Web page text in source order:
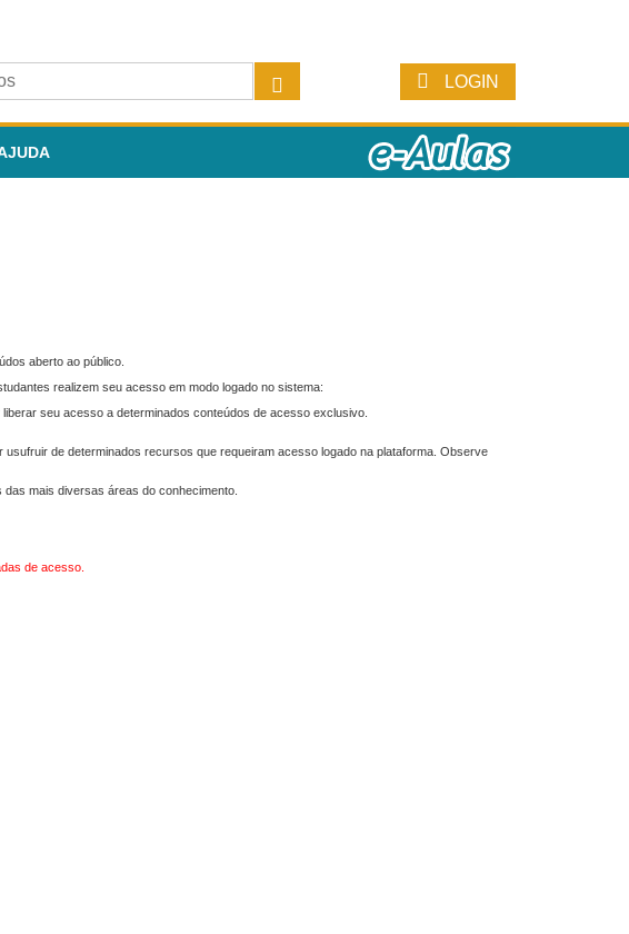
LOGIN
aberto ao público.
realizem seu acesso em modo logado no sistema:
seu acesso a determinados conteúdos de acesso exclusivo.
usufruir de determinados recursos que requeiram acesso logado na plataforma. Observe
mais diversas áreas do conhecimento.
de acesso.